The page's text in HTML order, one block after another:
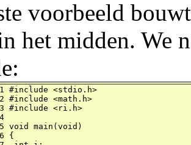
voorbeeld
het midden. We
#include <stdio.h>
#include <math.h>
#include <ri.h>
void main(void)
{